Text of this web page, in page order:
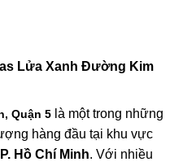
Lửa Xanh Đường Kim
Quận 5 là một trong những
hàng đầu tại khu vực
Hồ Chí Minh. Với nhiều